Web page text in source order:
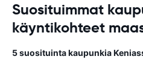
Suosituimmat
käyntikohteet
5 suosituinta kaupunkia